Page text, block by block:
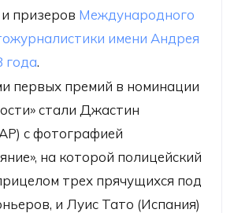
призеров Международного
имени Андрея
года.
первых премий в номинации
стали Джастин
с фотографией
на которой полицейский
трех прячущихся под
и Луис Тато (Испания)